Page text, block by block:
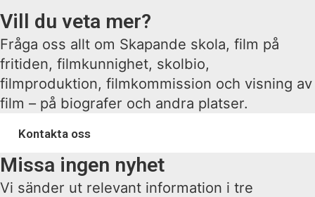
Vill du veta mer?
Fråga oss allt om Skapande skola, film på
fritiden, filmkunnighet, skolbio,
filmproduktion, filmkommission och visning av
film – på biografer och andra platser.
Kontakta oss
Missa ingen nyhet
Vi sänder ut relevant information i tre